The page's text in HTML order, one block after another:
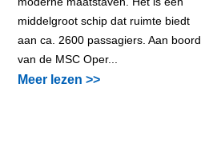
middelgroot schip dat ruimte biedt
aan ca. 2600 passagiers. Aan boord
van de MSC Oper...
Meer lezen >>